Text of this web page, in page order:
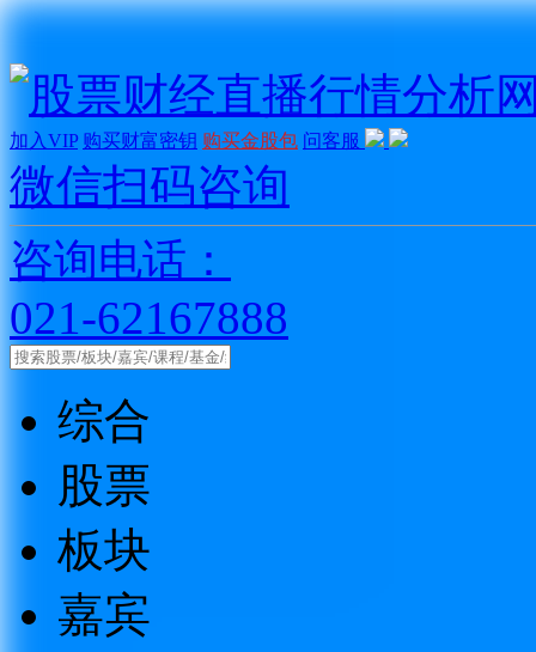
加入VIP 购买财富密钥 购买金股包 问客服
微信扫码咨询
咨询电话：
021-62167888
综合
股票
板块
嘉宾